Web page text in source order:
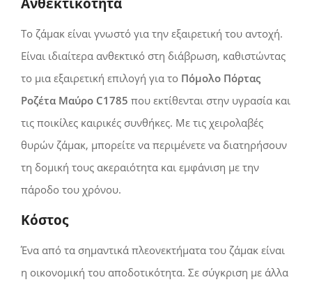
Το ζάμακ είναι γνωστό για την εξαιρετική του αντοχή.
Είναι ιδιαίτερα ανθεκτικό στη διάβρωση, καθιστώντας
το μια εξαιρετική επιλογή για το Πόμολο Πόρτας
Ροζέτα Μαύρο C1785 που εκτίθενται στην υγρασία και
τις ποικίλες καιρικές συνθήκες. Με τις χειρολαβές
θυρών ζάμακ, μπορείτε να περιμένετε να διατηρήσουν
τη δομική τους ακεραιότητα και εμφάνιση με την
πάροδο του χρόνου.
Κόστος
Ένα από τα σημαντικά πλεονεκτήματα του ζάμακ είναι
η οικονομική του αποδοτικότητα. Σε σύγκριση με άλλα